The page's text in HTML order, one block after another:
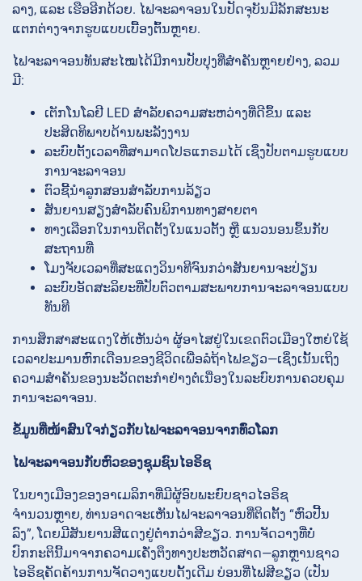
ລາງ, ແລະ ເຮືອອີກດ້ວຍ. ໄຟຈະລາຈອນໃນປັດຈຸບັນມີລັກສະນະ
ແຕກຕ່າງຈາກຮູບແບບເບື້ອງຕົ້ນຫຼາຍ.
ໄຟຈະລາຈອນທັນສະໄໝໄດ້ມີການປັບປຸງທີ່ສຳຄັນຫຼາຍຢ່າງ, ລວມ
ມີ:
ເຕັກໂນໂລຢີ LED ສຳລັບຄວາມສະຫວ່າງທີ່ດີຂຶ້ນ ແລະ
ປະສິດທິພາບດ້ານພະລັງງານ
ລະບົບຕັ້ງເວລາທີ່ສາມາດໂປຣແກຣມໄດ້ ເຊິ່ງປັບຕາມຮູບແບບ
ການຈະລາຈອນ
ຕົວຊີ້ນຳລູກສອນສຳລັບການລ້ຽວ
ສັນຍານສຽງສຳລັບຄົນພິການທາງສາຍຕາ
ທາງເລືອກໃນການຕິດຕັ້ງໃນແນວຕັ້ງ ຫຼື ແນວນອນຂຶ້ນກັບ
ສະຖານທີ່
ໂມງຈັບເວລາທີ່ສະແດງວິນາທີຈົນກວ່າສັນຍານຈະປ່ຽນ
ລະບົບອັດສະລິຍະທີ່ປັບຕົວຕາມສະພາບການຈະລາຈອນແບບ
ທັນທີ
ການສຶກສາສະແດງໃຫ້ເຫັນວ່າ ຜູ້ອາໄສຢູ່ໃນເຂດຕົວເມືອງໃຫຍ່ໃຊ້
ເວລາປະມານຫົກເດືອນຂອງຊີວິດເພື່ອລໍຖ້າໄຟຂຽວ—ເຊິ່ງເນັ້ນເຖິງ
ຄວາມສຳຄັນຂອງນະວັດຕະກຳຢ່າງຕໍ່ເນື່ອງໃນລະບົບການຄວບຄຸມ
ການຈະລາຈອນ.
ຂໍ້ມູນທີ່ໜ້າສົນໃຈກ່ຽວກັບໄຟຈະລາຈອນຈາກທົ່ວໂລກ
ໄຟຈະລາຈອນກັບຫົວຂອງຊຸມຊົນໄອຣິຊ
ໃນບາງເມືອງຂອງອາເມລິກາທີ່ມີຜູ້ອົບພະຍົບຊາວໄອຣິຊ
ຈຳນວນຫຼາຍ, ທ່ານອາດຈະເຫັນໄຟຈະລາຈອນທີ່ຕິດຕັ້ງ “ຫົວປີ້ນ
ລົງ”, ໂດຍມີສັນຍານສີແດງຢູ່ຕ່ຳກວ່າສີຂຽວ. ການຈັດວາງທີ່ບໍ່
ປົກກະຕິນີ້ມາຈາກຄວາມເຄັ່ງຕຶງທາງປະຫວັດສາດ—ລູກຫຼານຊາວ
ໄອຣິຊຄັດຄ້ານການຈັດວາງແບບດັ້ງເດີມ ບ່ອນທີ່ໄຟສີຂຽວ (ເປັນ